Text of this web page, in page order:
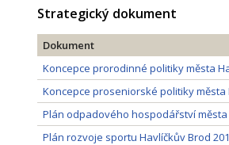
Strategický dokument
Dokument
Koncepce prorodinné politiky města
Koncepce proseniorské politiky města
Plán odpadového hospodářství města
Plán rozvoje sportu Havlíčkův Brod